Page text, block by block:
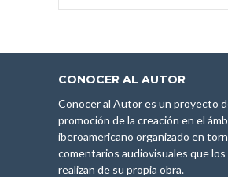
CONOCER AL AUTOR
Conocer al Autor es un proyecto
promoción de la creación en el
iberoamericano organizado en
comentarios audiovisuales que
realizan de su propia obra.